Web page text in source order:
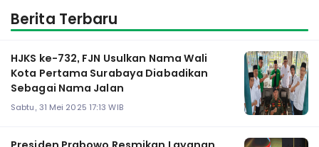
Berita Terbaru
HJKS ke-732, FJN Usulkan Nama Wali
Kota Pertama Surabaya Diabadikan
Sebagai Nama Jalan
Sabtu, 31 Mei 2025 17:13 WIB